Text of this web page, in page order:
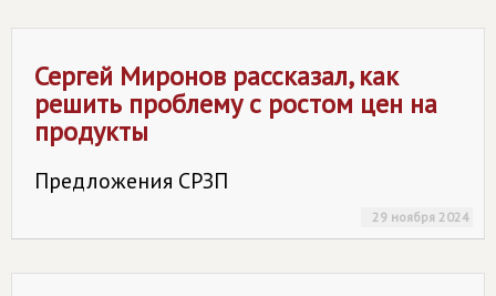
Сергей Миронов рассказал, как
решить проблему с ростом цен на
продукты
Предложения СРЗП
29 ноября 2024